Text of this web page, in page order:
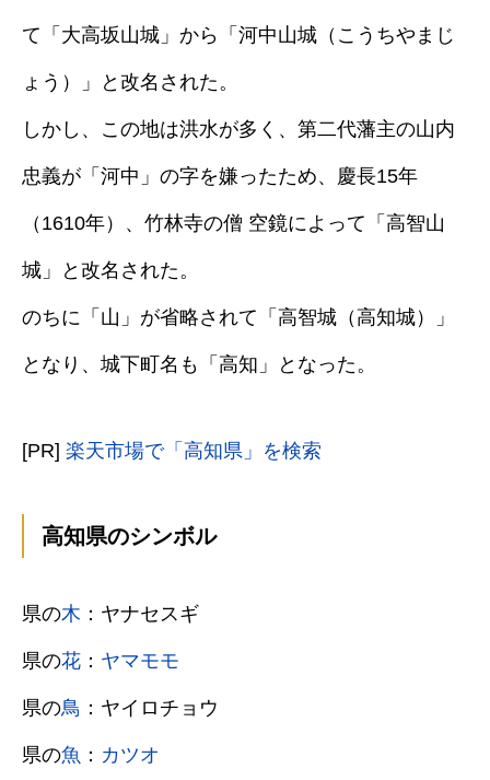
て「大高坂山城」から「河中山城（こうちやまじ
ょう）」と改名された。
しかし、この地は洪水が多く、第二代藩主の山内
忠義が「河中」の字を嫌ったため、慶長15年
（1610年）、竹林寺の僧 空鏡によって「高智山
城」と改名された。
のちに「山」が省略されて「高智城（高知城）」
となり、城下町名も「高知」となった。
[PR] 楽天市場で「高知県」を検索
高知県のシンボル
県の木 ：ヤナセスギ
県の花 ： ヤマモモ
県の鳥 ：ヤイロチョウ
県の魚 ： カツオ